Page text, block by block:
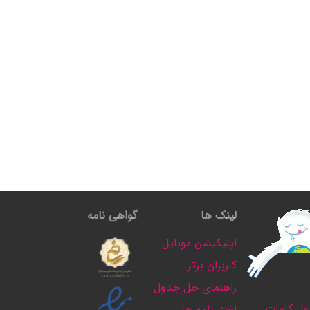
لینک ها
اپلیکیشن موبایل
کاربران برتر
راهنمای حل جدول
گواهی نامه